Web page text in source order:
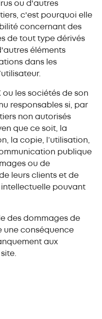
ou d'autres
c'est pourquoi elle
concernant des
de tout type dérivés
éléments
dans les
ou les sociétés de son
responsables si, par
non autorisés
que ce soit, la
la copie, l’utilisation,
publique
ou de
leurs clients et de
intellectuelle pouvant
des dommages de
une conséquence
aux